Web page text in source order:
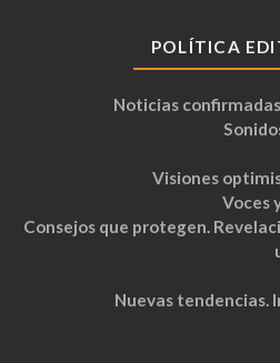
POLÍTICA
Noticias
Visiones
Voces
Consejos que protegen.
Nuevas tendencias.